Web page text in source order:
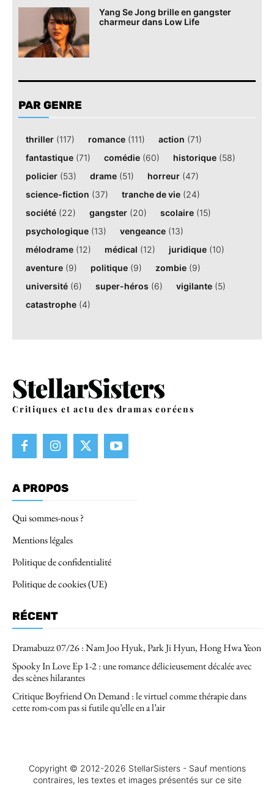
Yang Se Jong brille en gangster
charmeur dans Low Life
PAR GENRE
thriller (117) romance (111) action (71)
fantastique (71) comédie (60) historique (58)
policier (53) drame (51) horreur (47)
science-fiction (37) tranche de vie (24)
société (22) gangster (20) scolaire (15)
psychologique (13) vengeance (13)
mélodrame (12) médical (12) juridique (10)
aventure (9) politique (9) zombie (9)
université (6) super-héros (6) vigilante (5)
catastrophe (4)
Critiques et actu des dramas coréens
A PROPOS
Qui sommes-nous ?
Mentions légales
Politique de confidentialité
Politique de cookies (UE)
RÉCENT
Dramabuzz 07/26 : Nam Joo Hyuk, Park Ji Hyun, Hong Hwa Yeon
Spooky In Love Ep 1-2 : une romance délicieusement décalée avec
des scènes hilarantes
Critique Boyfriend On Demand : le virtuel comme thérapie dans
cette rom-com pas si futile qu’elle en a l’air
Copyright © 2012-2026 StellarSisters - Sauf mentions
contraires, les textes et images présentés sur ce site